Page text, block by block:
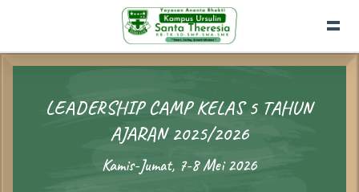
LEADERSHIP CAMP KELAS 5 TAHUN
AJARAN 2025/2026
Kamis-Jumat, 7-8 Mei 2026